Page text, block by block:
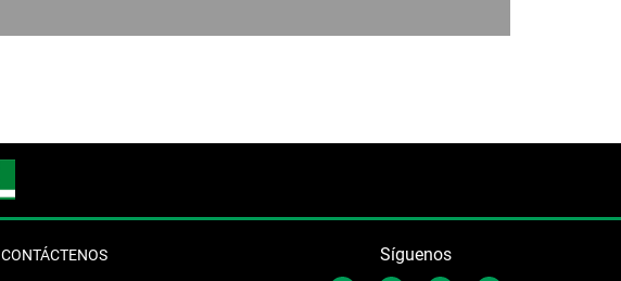
CONTÁCTENOS Síguenos